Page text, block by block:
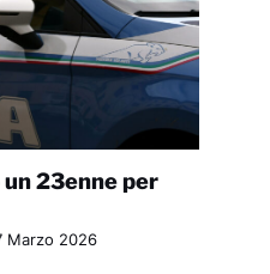
23enne per
Marzo 2026